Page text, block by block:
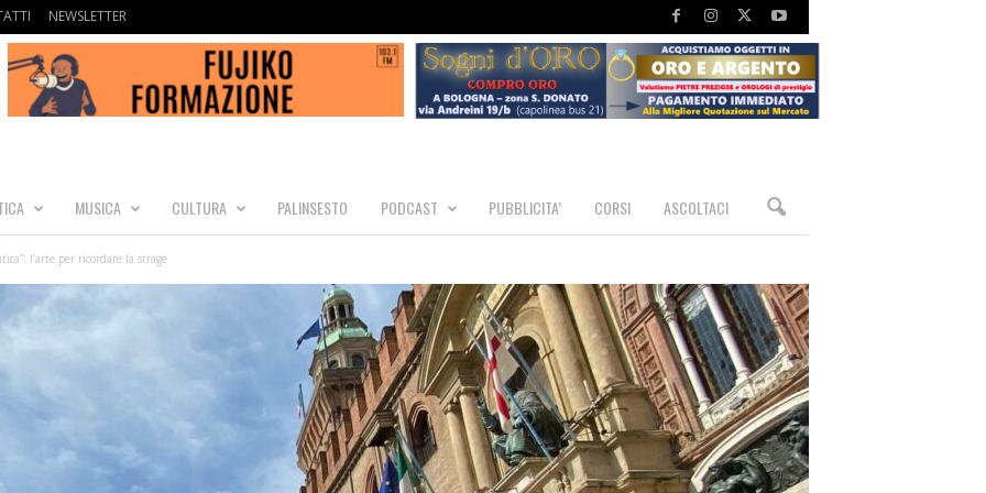
NEWSLETTER
MUSICA CULTURA PALINSESTO PODCAST PUBBLICITA’ CORSI ASCOLTACI
l’arte per ricordare la strage